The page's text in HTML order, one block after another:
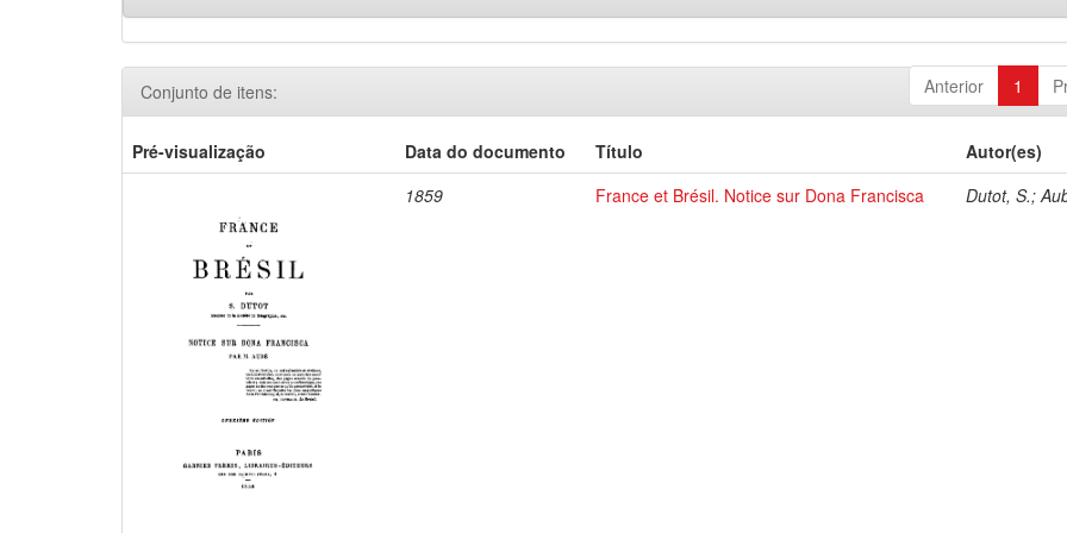
Anterior 1
Conjunto de itens:
Pré-visualização Data do documento Título
Autor(es)
1859
France et Brésil. Notice sur Dona Francisca Dutot, S.;